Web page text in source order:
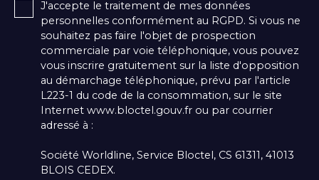
J'accepte le traitement de mes données
personnelles conformément au RGPD. Si vous ne
souhaitez pas faire l'objet de prospection
commerciale par voie téléphonique, vous pouvez
vous inscrire gratuitement sur la liste d'opposition
au démarchage téléphonique, prévu par l'article
L223-1 du code de la consommation, sur le site
Internet www.bloctel.gouv.fr ou par courrier
adressé à :
Société Worldline, Service Bloctel, CS 61311, 41013
BLOIS CEDEX.